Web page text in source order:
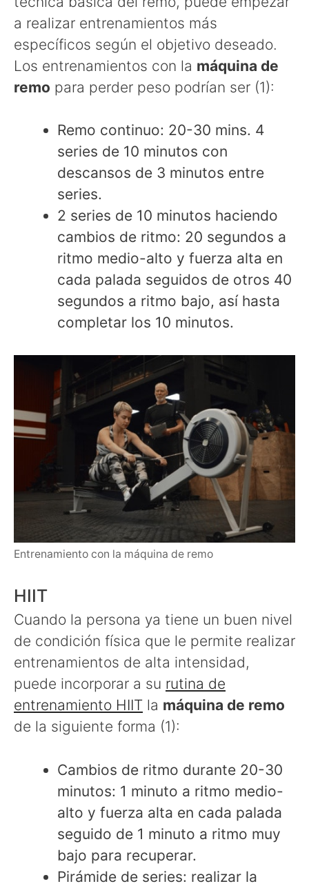
a realizar entrenamientos más
específicos según el objetivo deseado.
Los entrenamientos con la máquina de
remo para perder peso podrían ser (1):
Remo continuo: 20-30 mins. 4
series de 10 minutos con
descansos de 3 minutos entre
series.
2 series de 10 minutos haciendo
cambios de ritmo: 20 segundos a
ritmo medio-alto y fuerza alta en
cada palada seguidos de otros 40
segundos a ritmo bajo, así hasta
completar los 10 minutos.
Entrenamiento con la máquina de remo
HIIT
Cuando la persona ya tiene un buen nivel
de condición física que le permite realizar
entrenamientos de alta intensidad,
puede incorporar a su rutina de
entrenamiento HIIT la máquina de remo
de la siguiente forma (1):
Cambios de ritmo durante 20-30
minutos: 1 minuto a ritmo medio-
alto y fuerza alta en cada palada
seguido de 1 minuto a ritmo muy
bajo para recuperar.
Pirámide de series: realizar la